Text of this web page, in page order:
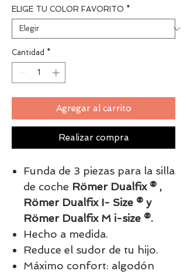
oferta
ELIGE TU COLOR FAVORITO *
Cantidad *
Agregar al carrito
Realizar compra
Funda de 3 piezas para la silla
de coche Römer Dualfix ® ,
Römer Dualfix I- Size ® y
Römer Dualfix M i-size ®.
Hecho a medida.
Reduce el sudor de tu hijo.
Máximo confort: algodón